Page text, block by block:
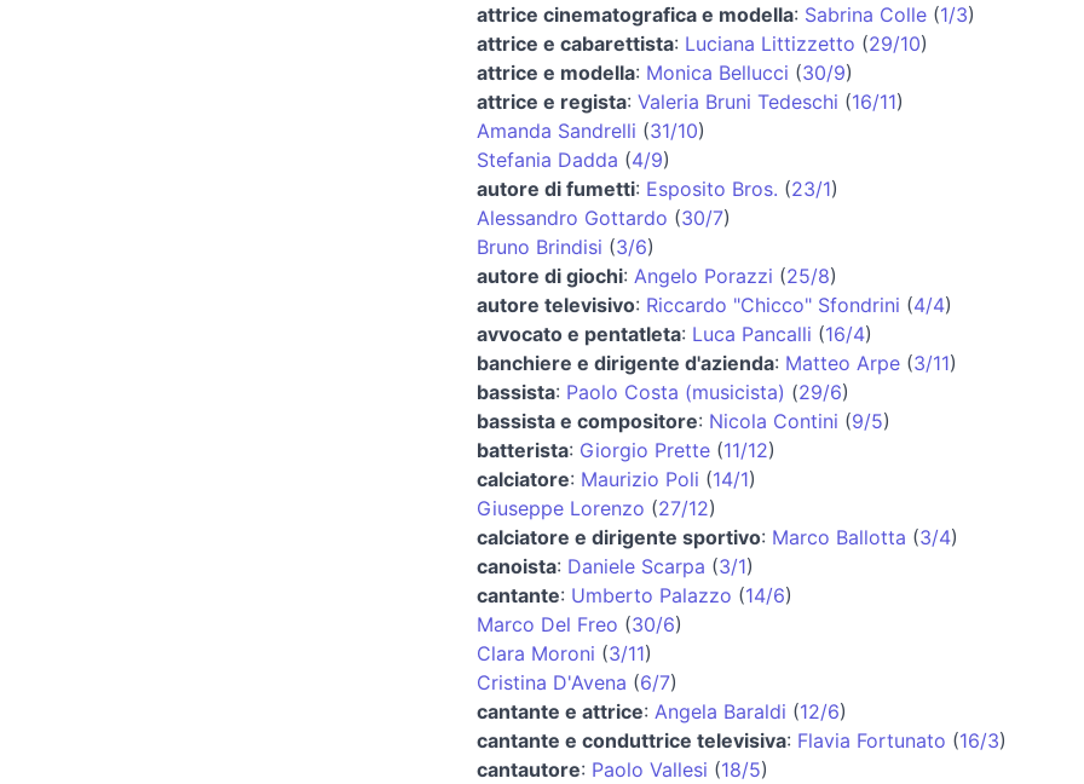
attrice cinematografica e modella: Sabrina Colle(1/3)
attrice e cabarettista: Luciana Littizzetto (29/10)
attrice e modella: Monica Bellucci (30/9)
attrice e regista: Valeria Bruni Tedeschi (16/11)
Amanda Sandrelli (31/10)
Stefania Dadda (4/9)
autore di fumetti: Esposito Bros. (23/1)
Alessandro Gottardo (30/7)
Bruno Brindisi (3/6)
autore di giochi: Angelo Porazzi (25/8)
autore televisivo: Riccardo "Chicco" Sfondrini (4/4)
avvocato e pentatleta: Luca Pancalli (16/4)
banchiere e dirigente d'azienda: Matteo Arpe(3/11)
bassista: Paolo Costa (musicista) (29/6)
bassista e compositore: Nicola Contini (9/5)
batterista: Giorgio Prette(11/12)
calciatore: Maurizio Poli (14/1)
Giuseppe Lorenzo (27/12)
calciatore e dirigente sportivo: Marco Ballotta (3/4)
canoista: Daniele Scarpa (3/1)
cantante: Umberto Palazzo (14/6)
Marco Del Freo (30/6)
Clara Moroni (3/11)
Cristina D'Avena (6/7)
cantante e attrice: Angela Baraldi (12/6)
cantante e conduttrice televisiva: Flavia Fortunato (16/3)
cantautore: Paolo Vallesi (18/5)